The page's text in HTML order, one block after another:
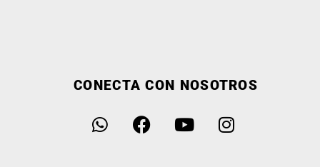
CONECTA CON NOSOTROS